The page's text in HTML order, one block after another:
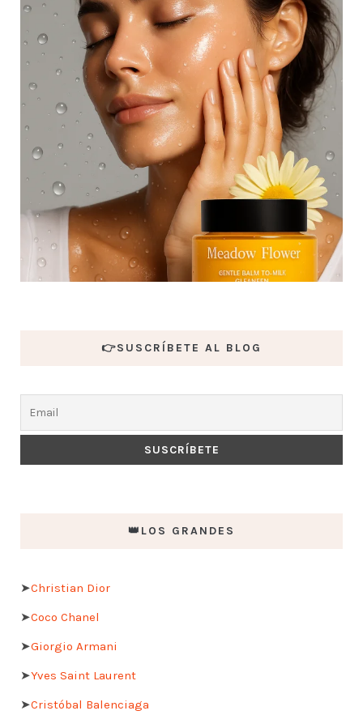
👉SUSCRÍBETE AL BLOG
👑LOS GRANDES
➤Christian Dior
➤Coco Chanel
➤Giorgio Armani
➤Yves Saint Laurent
➤Cristóbal Balenciaga